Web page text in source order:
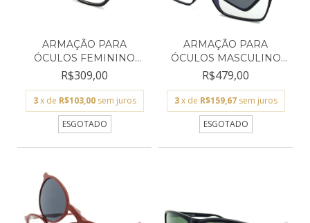
ARMAÇÃO PARA
ÓCULOS FEMININO
EMPÓRIO GLA...
R$309,00
3 x de R$103,00 sem juros
ESGOTADO
ARMAÇÃO PARA
ÓCULOS MASCULINO
EMPÓRIO GL...
R$479,00
3 x de R$159,67 sem juros
ESGOTADO